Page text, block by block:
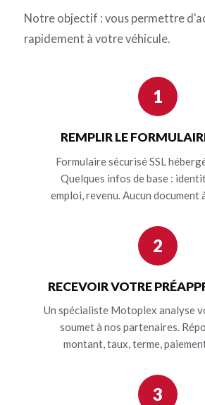
Notre objectif : vous permettre
rapidement à votre véhicule.
1
REMPLIR LE
Formulaire sécurisé SSL
Quelques infos de base :
emploi, revenu. Aucun document
2
RECEVOIR VOTRE
Un spécialiste Motoplex analyse
soumet à nos partenaires.
montant, taux, terme,
3